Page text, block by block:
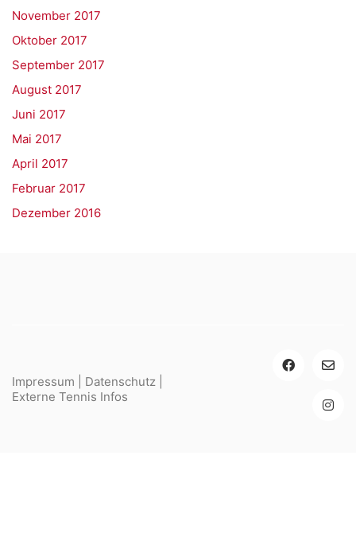
November 2017
Oktober 2017
September 2017
August 2017
Juni 2017
Mai 2017
April 2017
Februar 2017
Dezember 2016
Impressum Datenschutz
Externe Tennis Infos